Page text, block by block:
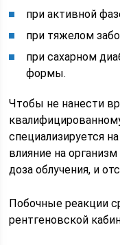
при активной
при тяжелом
при сахарном
формы.
Чтобы не нанести
специализируется
влияние на
доза облучения, и
Побочные реакции
рентгеновской